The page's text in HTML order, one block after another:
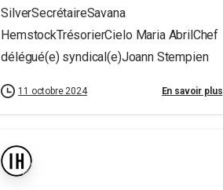
SilverSecrétaireSavana
HemstockTrésorierCielo Maria AbrilChef
délégué(e) syndical(e)Joann Stempien
11 octobre 2024 En savoir plus